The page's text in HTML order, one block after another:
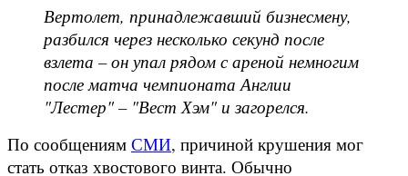
Вертолет, принадлежавший бизнесмену,
разбился через несколько секунд после
взлета – он упал рядом с ареной немногим
после матча чемпионата Англии
"Лестер" – "Вест Хэм" и загорелся.
По сообщениям СМИ, причиной крушения мог
стать отказ хвостового винта. Обычно